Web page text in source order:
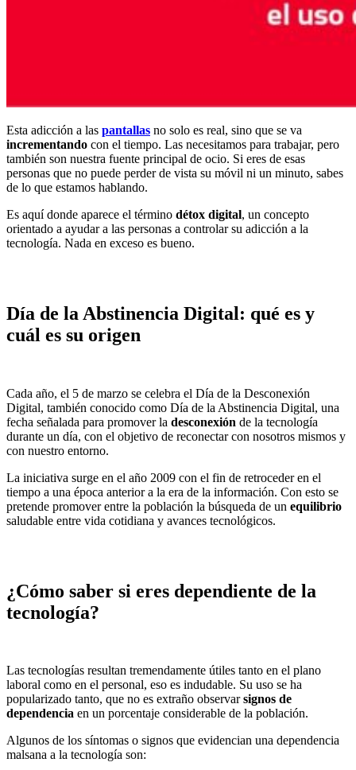
Esta adicción a las pantallas no solo es real, sino que se va
incrementando con el tiempo. Las necesitamos para trabajar, pero
también son nuestra fuente principal de ocio. Si eres de esas
personas que no puede perder de vista su móvil ni un minuto, sabes
de lo que estamos hablando.
Es aquí donde aparece el término détox digital, un concepto
orientado a ayudar a las personas a controlar su adicción a la
tecnología. Nada en exceso es bueno.
Día de la Abstinencia Digital: qué es y
cuál es su origen
Cada año, el 5 de marzo se celebra el Día de la Desconexión
Digital, también conocido como Día de la Abstinencia Digital, una
fecha señalada para promover la desconexión de la tecnología
durante un día, con el objetivo de reconectar con nosotros mismos y
con nuestro entorno.
La iniciativa surge en el año 2009 con el fin de retroceder en el
tiempo a una época anterior a la era de la información. Con esto se
pretende promover entre la población la búsqueda de un equilibrio
saludable entre vida cotidiana y avances tecnológicos.
¿Cómo saber si eres dependiente de la
tecnología?
Las tecnologías resultan tremendamente útiles tanto en el plano
laboral como en el personal, eso es indudable. Su uso se ha
popularizado tanto, que no es extraño observarsignos de
dependencia en un porcentaje considerable de la población.
Algunos de los síntomas o signos que evidencian una dependencia
malsana a la tecnología son: